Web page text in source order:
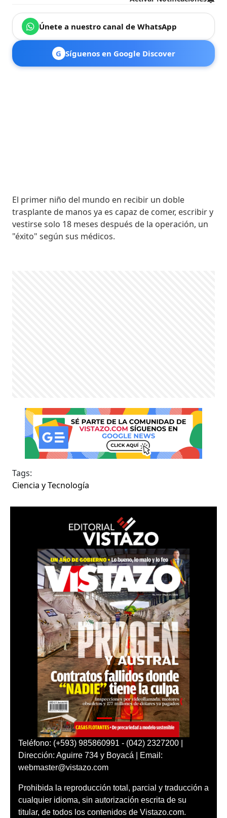
Únete a nuestro canal de WhatsApp
G Síguenos en Google Discover
El primer niño del mundo en recibir un doble
trasplante de manos ya es capaz de comer, escribir y
vestirse solo 18 meses después de la operación, un
"éxito" según sus médicos.
Tags:
Ciencia y Tecnología
Teléfono: (+593) 985860991 - (042) 2327200 |
Dirección: Aguirre 734 y Boyacá | Email:
webmaster@vistazo.com
Prohibida la reproducción total, parcial y traducción a
cualquier idioma, sin autorización escrita de su
titular, de todos los contenidos de Vistazo.com.